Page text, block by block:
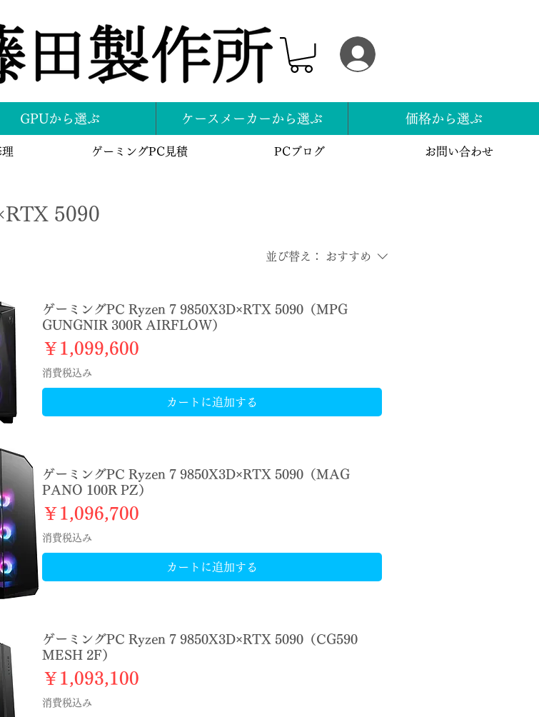
GPUから選ぶ ケースメーカーから選ぶ 価格から選ぶ
ゲーミングPC見積 PCブログ お問い合わせ
5090
並び替え： おすすめ
ゲーミングPC Ryzen 7 9850X3D×RTX 5090（MPG
GUNGNIR 300R AIRFLOW）
価格
￥1,099,600
消費税込み
カートに追加する
ゲーミングPC Ryzen 7 9850X3D×RTX 5090（MAG
PANO 100R PZ）
価格
￥1,096,700
消費税込み
カートに追加する
ゲーミングPC Ryzen 7 9850X3D×RTX 5090（CG590
MESH 2F）
価格
￥1,093,100
消費税込み